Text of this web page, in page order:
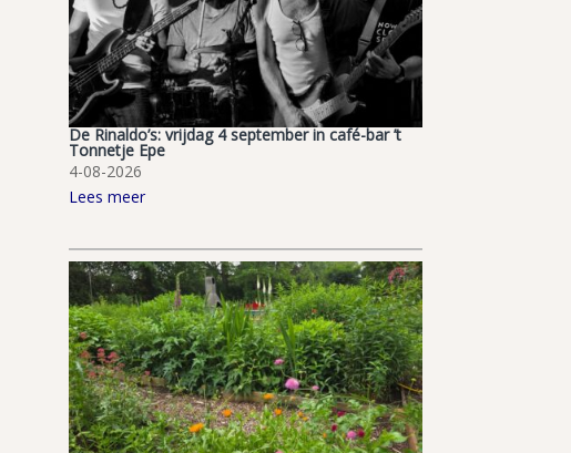
De Rinaldo’s: vrijdag 4 september in café-bar ’t
Tonnetje Epe
4-08-2026
Lees meer